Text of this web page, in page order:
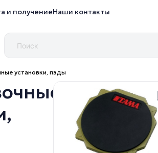
и получениеНаши контакты
установки, пэды